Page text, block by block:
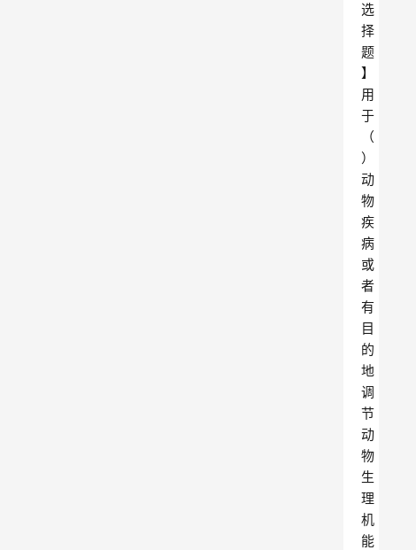
选
择
题
】
用
于
（
）
动
物
疾
病
或
者
有
目
的
地
调
节
动
物
生
理
机
能